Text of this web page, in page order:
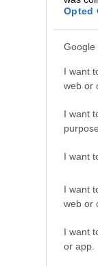
Opted
Google
I want
web or
I want
I want
I want
web or
I want
or app.